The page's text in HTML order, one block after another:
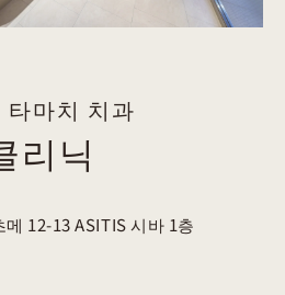
마치 치과
리닉
메 12-13ASITIS 시바 1층